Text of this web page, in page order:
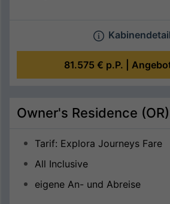
81.575 € p.P. |
Owner's Residence (OR)
Tarif: Explora Journeys Fare
All Inclusive
eigene An- und Abreise